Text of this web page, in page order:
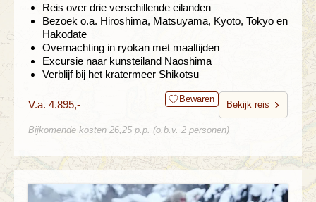
Reis over drie verschillende eilanden
Bezoek o.a. Hiroshima, Matsuyama, Kyoto, Tokyo en
Hakodate
Overnachting in ryokan met maaltijden
Excursie naar kunsteiland Naoshima
Verblijf bij het kratermeer Shikotsu
V.a. 4.895,- Bewaren
Bekijk reis
Bijkomende kosten 26,25 p.p. (o.b.v. 2 personen)